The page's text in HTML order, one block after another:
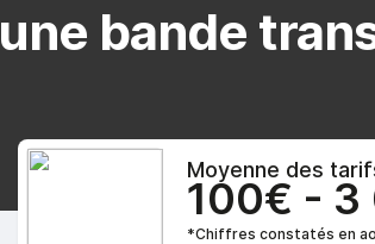
bande
Moyenne des
100€ -
*Chiffres constatés en